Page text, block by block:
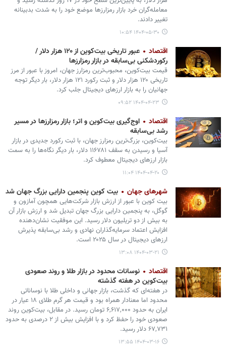
معامله‌گران خرد بازار رمزارزها موضع خود را به شدت بدبینانه
تغییر دادند.
۱۴۰۴-۰۵-۳۰ ۱۰:۵۴
اقتصاد
عبور تاریخی بیت‌کوین از ۱۲۰ هزار دلار /
رکوردشکنی بی‌سابقه در بازار رمزارزها
قیمت بیت‌کوین، محبوب‌ترین رمزارز جهان، امروز با عبور از مرز
تاریخی ۱۲۰ هزار دلار و ثبت رکورد ۱۲۱ هزار دلار، بار دیگر توجه
جهانیان را به بازار ارزهای دیجیتال جلب کرد.
۱۴۰۴-۰۴-۲۳ ۰۹:۵۲
اقتصاد
اوج‌گیری بیت‌کوین و اتر؛ بازار رمزارزها در مسیر
رشد بی‌سابقه
بیت‌کوین، بزرگ‌ترین رمزارز جهان، با ثبت رکورد جدیدی در بازار
آسیا و رسیدن به سقف ۱۱۶۷۸۱ دلار، بار دیگر نگاه‌ها را به سمت
بازار ارزهای دیجیتال معطوف کرد.
۱۴۰۴-۰۴-۲۰ ۱۱:۰۴
شهرهای جهان بیت‌ کوین پنجمین دارایی بزرگ جهان شد
بیت‌ کوین با عبور از ارزش بازار شرکت‌هایی همچون آمازون و
گوگل، به پنجمین دارایی بزرگ جهان تبدیل شد و ارزش بازار آن
به بیش از دو تریلیون دلار رسید. این موفقیت نشان‌دهنده
افزایش اعتماد سرمایه‌گذاران نهادی و رشد بی‌سابقه پذیرش
ارزهای دیجیتال در سال ۲۰۲۵ است.
۱۴۰۴-۰۳-۲۱ ۱۳:۰۸
اقتصاد
نوسانات محدود در بازار طلا و روند صعودی
بیت‌کوین در هفته گذشته
در هفته‌ای که گذشت، بازار جهانی و داخلی طلا با نوساناتی
محدود اما معنادار همراه بود و قیمت هر گرم طلای ۱۸ عیار در
ایران به حدود ۶,۶۱۷,۰۰۰ تومان رسید. در مقابل، بیت‌کوین روند
صعودی خود را حفظ کرد و با افزایش بیش از ۲ درصدی به حدود
۶۷,۷۳۱ دلار رسید.
۱۴۰۴-۰۳-۱۶ ۱۳:۵۵